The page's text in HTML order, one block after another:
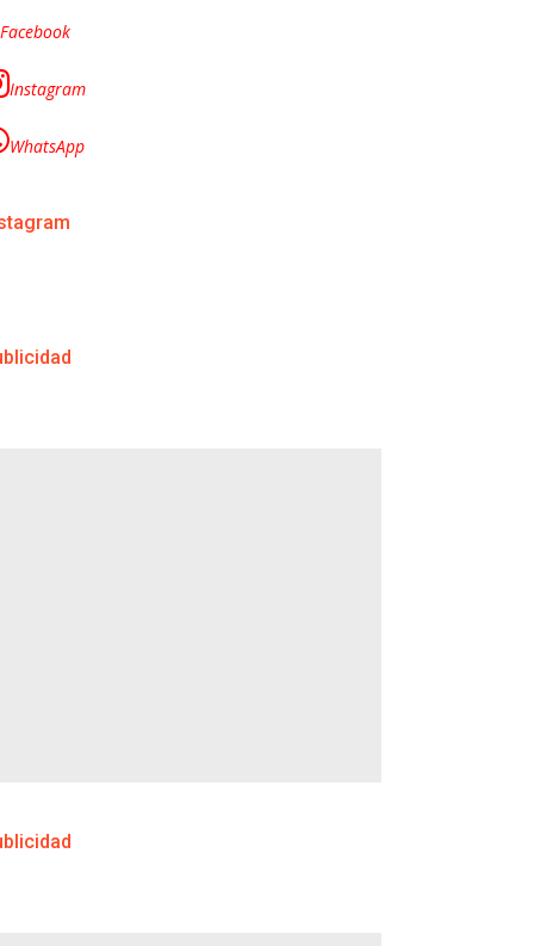
Facebook
Instagram
WhatsApp